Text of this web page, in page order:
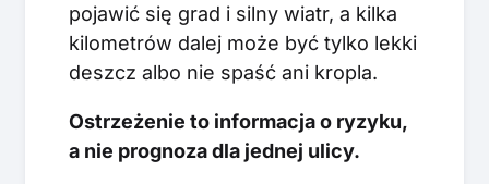
pojawić się grad i silny wiatr, a kilka
kilometrów dalej może być tylko lekki
deszcz albo nie spaść ani kropla.
Ostrzeżenie to informacja o ryzyku,
a nie prognoza dla jednej ulicy.